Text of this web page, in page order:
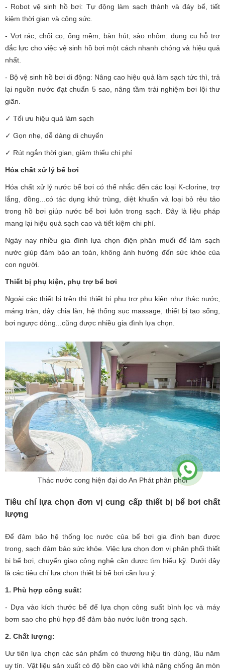
- Robot vệ sinh hồ bơi: Tự động làm sạch thành và đáy bể, tiết
kiệm thời gian và công sức.
- Vợt rác, chổi cọ, ống mềm, bàn hút, sào nhôm: dụng cụ hỗ trợ
đắc lực cho việc vệ sinh hồ bơi một cách nhanh chóng và hiệu quả
nhất.
- Bộ vệ sinh hồ bơi di động: Nâng cao hiệu quả làm sạch tức thì, trả
lại nguồn nước đạt chuẩn 5 sao, nâng tầm trải nghiệm bơi lội thư
giãn.
✓ Tối ưu hiệu quả làm sạch
✓ Gọn nhẹ, dễ dàng di chuyển
✓ Rút ngắn thời gian, giảm thiểu chi phí
Hóa chất xử lý bể bơi
Hóa chất xử lý nước bể bơi có thể nhắc đến các loại K-clorine, trợ
lắng, đồng...có tác dụng khử trùng, diệt khuẩn và loại bỏ rêu tảo
trong hồ bơi giúp nước bể bơi luôn trong sạch. Đây là liệu pháp
mang lại hiệu quả sạch cao và tiết kiệm chi phí.
Ngày nay nhiều gia đình lựa chọn điện phân muối để làm sạch
nước giúp đảm bảo an toàn, không ảnh hưởng đến sức khỏe của
con người.
Thiết bị phụ kiện, phụ trợ bể bơi
Ngoài các thiết bị trên thì thiết bị phụ trợ phụ kiện như thác nước,
máng tràn, dây chia làn, hệ thống sục massage, thiết bị tạo sống,
bơi ngược dòng...cũng được nhiều gia đình lựa chọn.
Thác nước cong hiện đại do An Phát phân phối
Tiêu chí lựa chọn đơn vị cung cấp thiết bị bể bơi chất
lượng
Để đảm bảo hệ thống lọc nước của bể bơi gia đình bạn được
trong, sạch đảm bảo sức khỏe. Việc lựa chọn đơn vị phân phối thiết
bị bể bơi, chuyển giao công nghệ cần được tìm hiểu kỹ. Dưới đây
là các tiêu chí lựa chọn thiết bị bể bơi cần lưu ý:
1. Phù hợp công suất:
- Dựa vào kích thước bể để lựa chọn công suất bình lọc và máy
bơm sao cho phù hợp để đảm bảo nước luôn trong sạch.
2. Chất lượng:
Uư tiên lựa chọn các sản phẩm có thương hiệu tin dùng, lâu năm
uy tín. Vật liệu sản xuất có độ bền cao với khả năng chống ăn mòn